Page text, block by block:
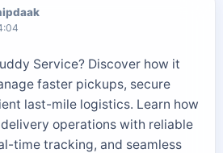
Service? Discover how it
faster pickups, secure
last-mile logistics. Learn how
operations with reliable
time tracking, and seamless